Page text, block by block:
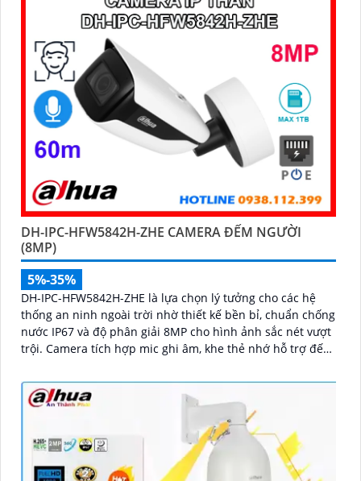
DH-IPC-HFW5842H-ZHE CAMERA ĐẾM NGƯỜI
(8MP)
5%-35%
DH-IPC-HFW5842H-ZHE là lựa chọn lý tưởng cho các hệ
thống an ninh ngoài trời nhờ thiết kế bền bỉ, chuẩn chống
nước IP67 và độ phân giải 8MP cho hình ảnh sắc nét vượt
trội. Camera tích hợp mic ghi âm, khe thẻ nhớ hỗ trợ đến
dàng, tiết kiệm chi phí